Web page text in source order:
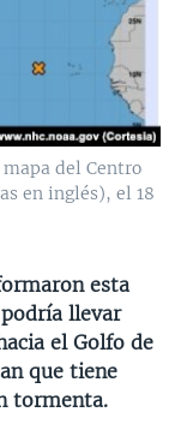
del Centro
en inglés), el 18
esta
llevar
el Golfo de
que tiene
tormenta.